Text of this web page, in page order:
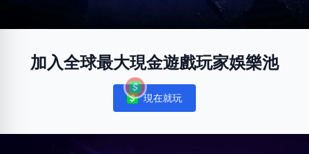
加入全球最大現金遊戲玩家娛樂池
Notifications
現在就玩